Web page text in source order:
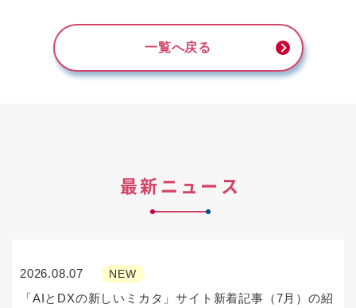
一覧へ戻る
最新ニュース
2026.08.07 NEW
「AIとDXの新しいミカタ」サイト新着記事（7月）の紹